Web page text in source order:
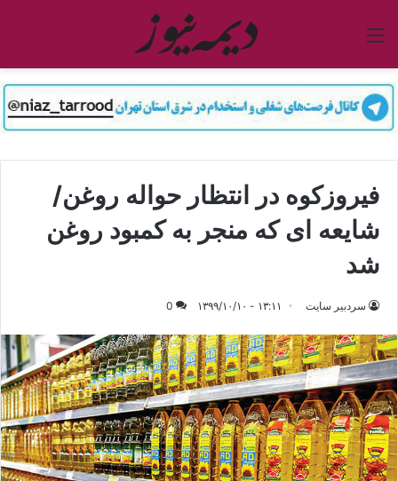
منو
فیروزکوه در انتظار حواله روغن/
شایعه ای که منجر به کمبود روغن
شد
سردبیر سایت ۱۳:۱۱ - ۱۳۹۹/۱۰/۱۰ 0